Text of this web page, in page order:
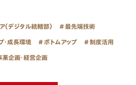
（デジタル統轄部） 最先端技術
・成長環境 ボトムアップ 制度活用
業企画・経営企画